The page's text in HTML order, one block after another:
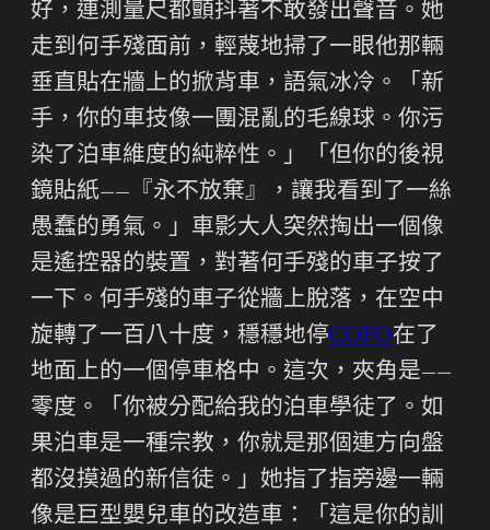
好，連測量尺都顫抖著不敢發出聲音。她
走到何手殘面前，輕蔑地掃了一眼他那輛
垂直貼在牆上的掀背車，語氣冰冷。「新
手，你的車技像一團混亂的毛線球。你污
染了泊車維度的純粹性。」「但你的後視
鏡貼紙——『永不放棄』，讓我看到了一絲
愚蠢的勇氣。」車影大人突然掏出一個像
是遙控器的裝置，對著何手殘的車子按了
一下。何手殘的車子從牆上脫落，在空中
旋轉了一百八十度，穩穩地停COFO在了
地面上的一個停車格中。這次，夾角是——
零度。「你被分配給我的泊車學徒了。如
果泊車是一種宗教，你就是那個連方向盤
都沒摸過的新信徒。」她指了指旁邊一輛
像是巨型嬰兒車的改造車：「這是你的訓